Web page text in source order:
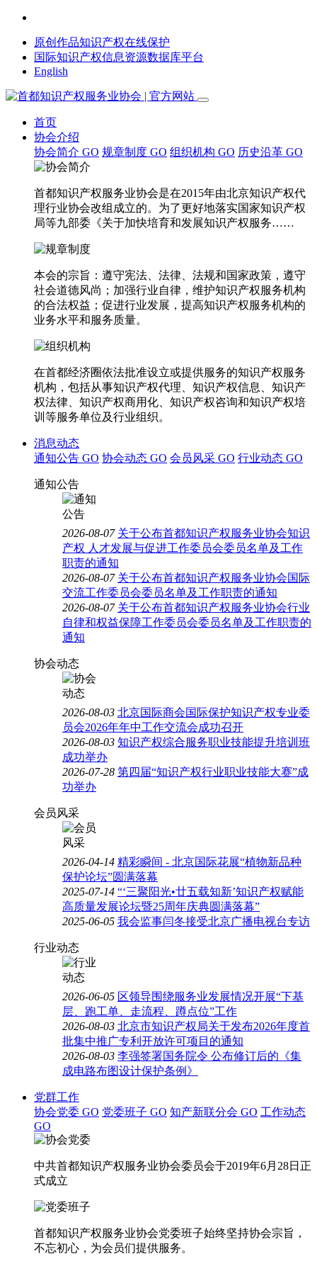
原创作品知识产权在线保护
国际知识产权信息资源数据库平台
English
首页
协会介绍
协会简介 GO 规章制度 GO 组织机构 GO 历史沿革 GO
首都知识产权服务业协会是在2015年由北京知识产权代
理行业协会改组成立的。为了更好地落实国家知识产权
局等九部委《关于加快培育和发展知识产权服务……
本会的宗旨：遵守宪法、法律、法规和国家政策，遵守
社会道德风尚；加强行业自律，维护知识产权服务机构
的合法权益；促进行业发展，提高知识产权服务机构的
业务水平和服务质量。
在首都经济圈依法批准设立或提供服务的知识产权服务
机构，包括从事知识产权代理、知识产权信息、知识产
权法律、知识产权商用化、知识产权咨询和知识产权培
训等服务单位及行业组织。
消息动态
通知公告 GO 协会动态 GO 会员风采 GO 行业动态 GO
通知公告
2026-08-07 关于公布首都知识产权服务业协会知识
产权 人才发展与促进工作委员会委员名单及工作
职责的通知
2026-08-07 关于公布首都知识产权服务业协会国际
交流工作委员会委员名单及工作职责的通知
2026-08-07 关于公布首都知识产权服务业协会行业
自律和权益保障工作委员会委员名单及工作职责的
通知
协会动态
2026-08-03 北京国际商会国际保护知识产权专业委
员会2026年年中工作交流会成功召开
2026-08-03 知识产权综合服务职业技能提升培训班
成功举办
2026-07-28 第四届“知识产权行业职业技能大赛”成
功举办
会员风采
2026-04-14 精彩瞬间 - 北京国际花展“植物新品种
保护论坛”圆满落幕
2025-07-14 “‘三聚阳光•廿五载知新’知识产权赋能
高质量发展论坛暨25周年庆典圆满落幕”
2025-06-05 我会监事闫冬接受北京广播电视台专访
行业动态
2026-06-05 区领导围绕服务业发展情况开展“下基
层、跑工单、走流程、蹲点位”工作
2026-08-03 北京市知识产权局关于发布2026年度首
批集中推广专利开放许可项目的通知
2026-08-03 李强签署国务院令 公布修订后的《集
成电路布图设计保护条例》
党群工作
协会党委 GO 党委班子 GO 知产新联分会 GO 工作动态
GO
中共首都知识产权服务业协会委员会于2019年6月28日正
式成立
首都知识产权服务业协会党委班子始终坚持协会宗旨，
不忘初心，为会员们提供服务。